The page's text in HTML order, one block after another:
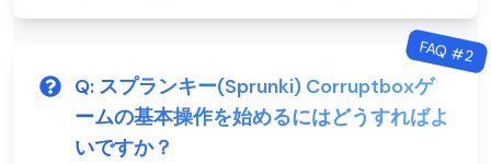
FAQ #2
Q: スプランキー(Sprunki) Corruptboxゲ
ームの基本操作を始めるにはどうすればよ
いですか？